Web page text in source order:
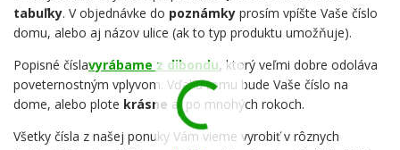
tabuľky. V objednávke do poznámky prosím vpíšte Vaše číslo
domu, alebo aj názov ulice (ak to typ produktu umožňuje).
Popisné číslavyrábame z dibondu, ktorý veľmi dobre odoláva
poveternostným vplyvom. Vďaka tomu bude Vaše číslo na
dome, alebo plote krásne aj po mnohých rokoch.
Všetky čísla z našej ponuky Vám vieme vyrobiť v rôznych